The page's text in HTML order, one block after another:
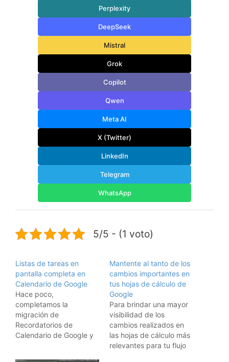
Perplexity
DeepSeek
Mistral
Grok
Copilot
Qwen
Meta AI
X (Twitter)
LinkedIn
Telegram
WhatsApp
5/5 - (1 voto)
Listas de tareas en
pantalla completa en
Calendario de Google
Hace poco,
completamos la
migración de
Recordatorios de
Calendario de Google y
Mantente al tanto de los
cambios importantes en
tus hojas de cálculo de
Google
Para brindar una mayor
visibilidad de los
cambios realizados en
las hojas de cálculo más
relevantes para tu flujo